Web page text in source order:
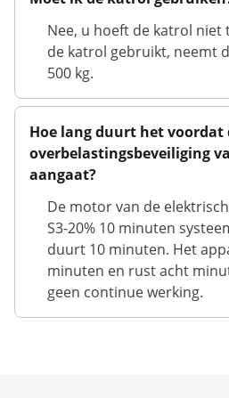
Nee, u hoeft de katrol niet
de katrol gebruikt, neemt
500 kg.
Hoe lang duurt het voordat
overbelastingsbeveiliging
aangaat?
De motor van de
S3-20% 10 minuten
duurt 10 minuten. Het
minuten en rust acht
geen continue werking.